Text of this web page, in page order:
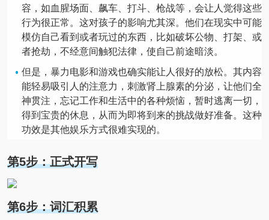
容，如血腥场面、飙车、打斗、枪战等，会让人觉得这些
行为很正常。这对孩子的影响尤其深。他们在现实中可能
模仿自己看到或者玩过的东西，比如破坏公物、打架、或
者抢劫，不经意间触犯法律，使自己前途暗淡。
但是，暴力电影和游戏也确实能让人很好的放松。其内容
能轻易吸引人的注意力，刺激肾上腺素的分泌，让他们全
神贯注，忘记工作和生活中的各种烦恼，暂时逃离一切，
得到宝贵的休息，从而为即将到来的挑战做好准备。这种
功效是其他娱乐方式很难实现的。
第5步：正式开写
第6步：词汇积累